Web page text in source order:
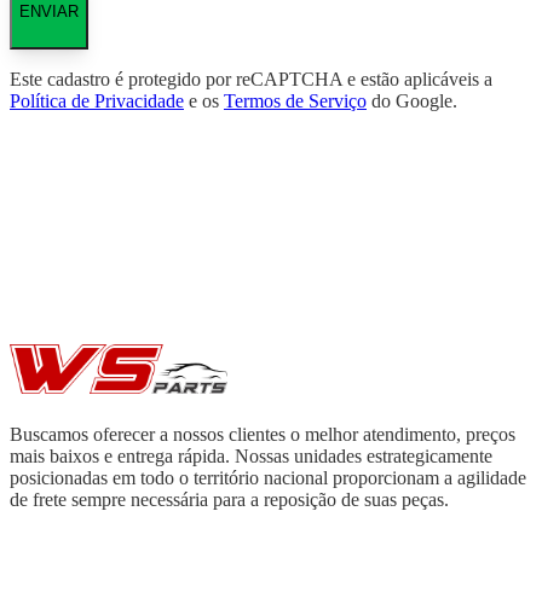
ENVIAR
Este cadastro é protegido por reCAPTCHA e estão aplicáveis a
Política de Privacidade e os Termos de Serviço do Google.
Buscamos oferecer a nossos clientes o melhor atendimento, preços
mais baixos e entrega rápida. Nossas unidades estrategicamente
posicionadas em todo o território nacional proporcionam a agilidade
de frete sempre necessária para a reposição de suas peças.